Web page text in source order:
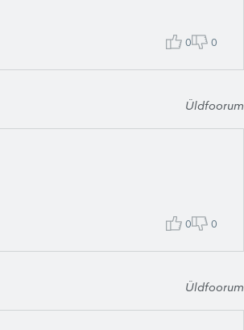
0 0
Üldfoorum
0 0
Üldfoorum